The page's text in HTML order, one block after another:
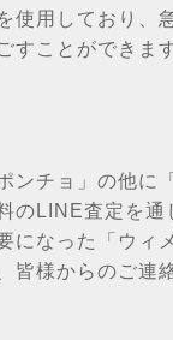
用しており、
すことができま
ンチョ」の他に
のLINE査定を
になった「ウィ
様からのご連